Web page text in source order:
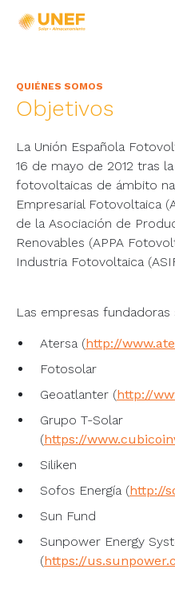
QUIÉNES SOMOS
Objetivos
La Unión Española
16 de mayo de 2012 tras
fotovoltaicas de ámbito
Empresarial Fotovoltaica
de la Asociación de
Renovables (APPA
Industria Fotovoltaica
Las empresas fundadoras
Atersa (http://
Fotosolar
Geoatlanter (http://
Grupo T-Solar
(https://
Siliken
Sofos Energía (http://
Sun Fund
Sunpower Energy
(https://